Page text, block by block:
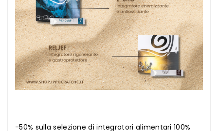
-50% sulla selezione di integratori alimentari 100%